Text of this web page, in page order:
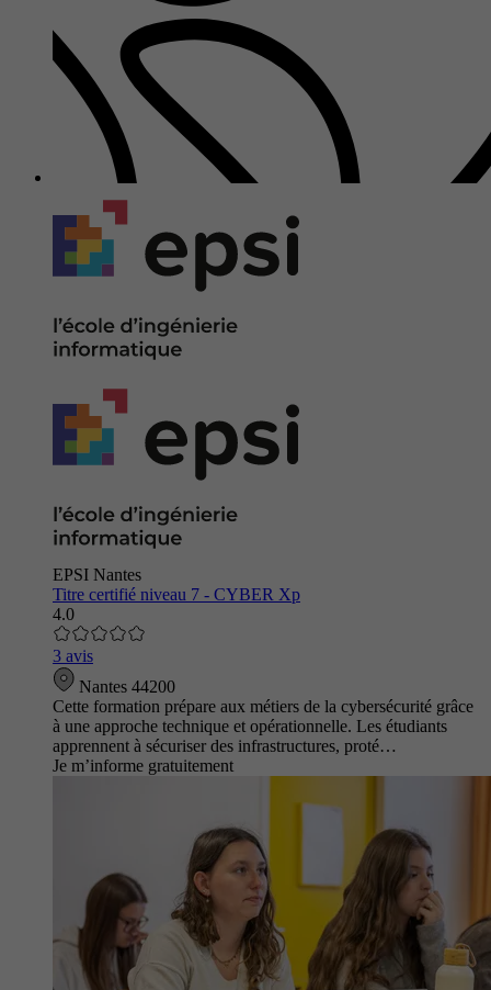
EPSI Nantes
Titre certifié niveau 7 - CYBER Xp
4.0
3 avis
Nantes 44200
Cette formation prépare aux métiers de la cybersécurité grâce
à une approche technique et opérationnelle. Les étudiants
apprennent à sécuriser des infrastructures, proté…
Je m’informe gratuitement